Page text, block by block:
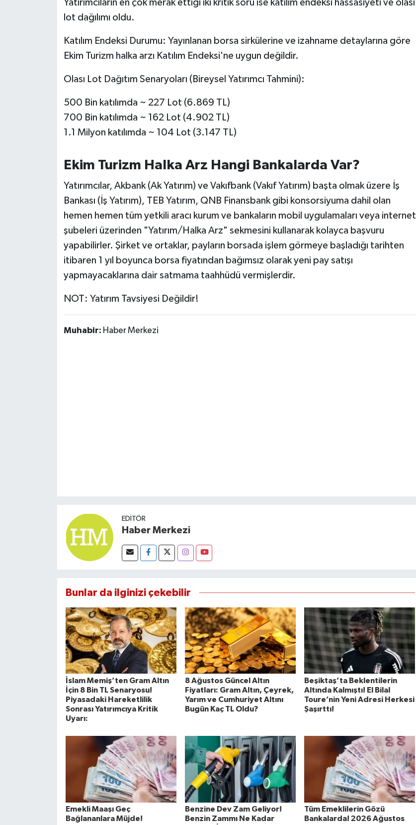
Yatırımcıların en çok merak ettiği iki kritik soru ise katılım endeksi hassasiyeti ve olası
lot dağılımı oldu.
Katılım Endeksi Durumu: Yayınlanan borsa sirkülerine ve izahname detaylarına göre
Ekim Turizm halka arzı Katılım Endeksi'ne uygun değildir.
Olası Lot Dağıtım Senaryoları (Bireysel Yatırımcı Tahmini):
500 Bin katılımda ~ 227 Lot (6.869 TL)
700 Bin katılımda ~ 162 Lot (4.902 TL)
1.1 Milyon katılımda ~ 104 Lot (3.147 TL)
Ekim Turizm Halka Arz Hangi Bankalarda Var?
Yatırımcılar, Akbank (Ak Yatırım) ve Vakıfbank (Vakıf Yatırım) başta olmak üzere İş
Bankası (İş Yatırım), TEB Yatırım, QNB Finansbank gibi konsorsiyuma dahil olan
hemen hemen tüm yetkili aracı kurum ve bankaların mobil uygulamaları veya internet
şubeleri üzerinden "Yatırım/Halka Arz" sekmesini kullanarak kolayca başvuru
yapabilirler. Şirket ve ortaklar, payların borsada işlem görmeye başladığı tarihten
itibaren 1 yıl boyunca borsa fiyatından bağımsız olarak yeni pay satışı
yapmayacaklarına dair satmama taahhüdü vermişlerdir.
NOT: Yatırım Tavsiyesi Değildir!
Muhabir: Haber Merkezi
EDITÖR
Haber Merkezi
Bunlar da ilginizi çekebilir
İslam Memiş’ten Gram Altın
İçin 8 Bin TL Senaryosu!
Piyasadaki Hareketlilik
Sonrası Yatırımcıya Kritik
Uyarı:
8 Ağustos Güncel Altın
Fiyatları: Gram Altın, Çeyrek,
Yarım ve Cumhuriyet Altını
Bugün Kaç TL Oldu?
Beşiktaş’ta Beklentilerin
Altında Kalmıştı! El Bilal
Toure’nin Yeni Adresi Herkesi
Şaşırttı!
Emekli Maaşı Geç
Bağlananlara Müjde!
Benzine Dev Zam Geliyor!
Benzin Zammı Ne Kadar
Tüm Emeklilerin Gözü
Bankalarda! 2026 Ağustos